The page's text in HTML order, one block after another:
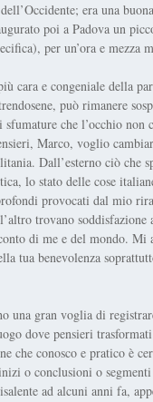
era una
poi a Padova un
per un’ora e
cara e congeniale della
può rimanere
che l’occhio
Marco, voglio
Dall’esterno ciò
lo stato delle cose
provocati dal mio
trovano
di me e del mondo. Mi
tua benevolenza
una gran voglia di
dove pensieri
che conosco e pratico è
o conclusioni o
ad alcuni anni fa,